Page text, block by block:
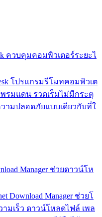
ควบคุมคอมพิวเตอร์ระยะไ
โปรแกรมรีโมทคอมพิวเต
รมแดน รวดเร็มไม่มีกระตุ
มปลอดภัยแบบเดียวกับที่ใ
Manager ช่วยดาวน์โห
Download Manager ช่วยโ
มเร็ว ดาวน์โหลดไฟล์ เพล